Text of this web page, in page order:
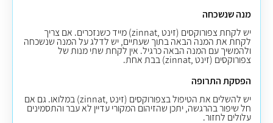
מנה שנשכחה
יש לקחת צפורוקסים (זינט ,zinnat) מייד כשנזכרים. אם צריך
לקחת את המנה הבאה בתוך שעתיים, יש לדלג על המנה שנשכחה
ולהמשיךעם המנה הבאה כרגיל. אין לקחת שתי מנותשל
צפורוקסים (זינט ,zinnat) בבת אחת.
הפסקת התרופה
יש להשלים את הטיפול בצפורוקסים (זינט ,zinnat) במלואו. גם אם
חל שיפור בהרגשה, יתכן שהזיהום המקורי עדיין לא עבר והתסמינים
עלולים לחזור.